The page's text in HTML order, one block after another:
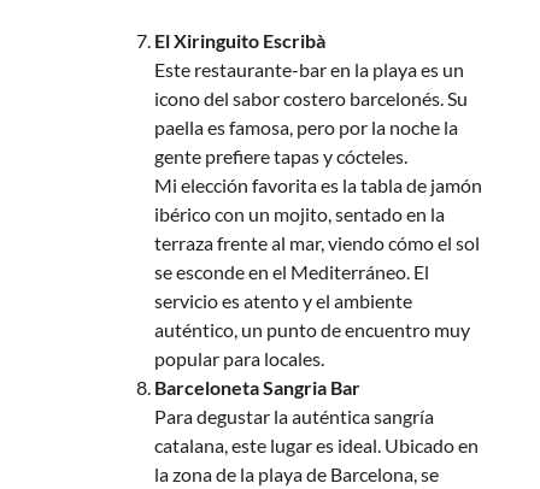
El Xiringuito Escribà
Este restaurante-bar en la playa es un
icono del sabor costero barcelonés. Su
paella es famosa, pero por la noche la
gente prefiere tapas y cócteles.
Mi elección favorita es la tabla de jamón
ibérico con un mojito, sentado en la
terraza frente al mar, viendo cómo el sol
se esconde en el Mediterráneo. El
servicio es atento y el ambiente
auténtico, un punto de encuentro muy
popular para locales.
Barceloneta Sangria Bar
Para degustar la auténtica sangría
catalana, este lugar es ideal. Ubicado en
la zona de la playa de Barcelona, se